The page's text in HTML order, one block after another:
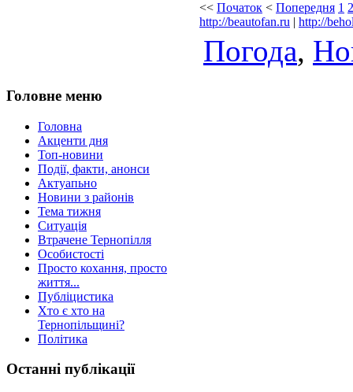
<< Початок < Попередня 1 2
http://beautofan.ru | http://
Погода,
Головне меню
Головна
Акценти дня
Топ-новини
Події, факти, анонси
Актуапьно
Новини з районів
Тема тижня
Ситуація
Втрачене Тернопілля
Особистості
Просто кохання, просто
життя...
Публіцистика
Хто є хто на
Тернопільщині?
Політика
Останні публікації